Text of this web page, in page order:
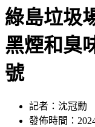
綠島垃圾
黑煙和臭
號
記者：沈冠勳
發佈時間：